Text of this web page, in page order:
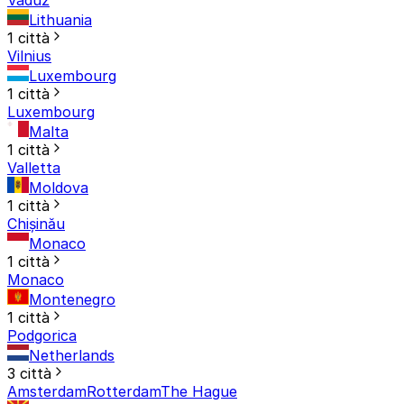
Lithuania
1 città
Vilnius
Luxembourg
1 città
Luxembourg
Malta
1 città
Valletta
Moldova
1 città
Chișinău
Monaco
1 città
Monaco
Montenegro
1 città
Podgorica
Netherlands
3 città
AmsterdamRotterdamThe Hague